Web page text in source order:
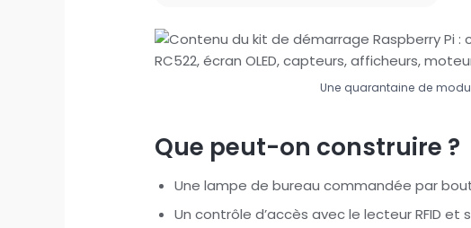
Une quarantaine de
Que peut-on construire ?
Une lampe de bureau commandée par
Un contrôle d’accès avec le lecteur RFID et